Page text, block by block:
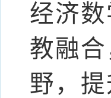
经济
教融
野，